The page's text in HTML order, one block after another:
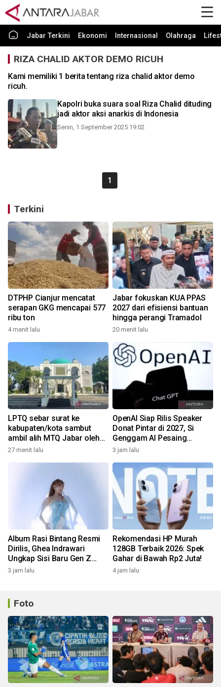
Jabar Terkini Ekonomi Internasional Olahraga
RIZA CHALID AKTOR DEMO RICUH
Kami memiliki 1 berita tentang riza chalid aktor demo
ricuh.
Kapolri buka suara soal Riza Chalid dituding
jadi aktor aksi anarkis di Indonesia
Senin, 1 September 2025 19:02
1
Terkini
DTPHP Cianjur mencatat
serapan GKG mencapai 577
ribu ton
4 menit lalu
Jabar fokuskan KUA PPAS
2027 dari efisiensi bantuan
hingga perangi Tramadol
20 menit lalu
LPTQ sebar surat ke
kabupaten/kota sambut
ambil alih MTQ Jabar oleh
Pemprov
27 menit lalu
OpenAI Siap Rilis Speaker
Donat Pintar di 2027, Si
Genggam AI Pesaing
Google & Amazon!
3 jam lalu
Album Rasi Bintang Resmi
Dirilis, Ghea Indrawari
Ungkap Sisi Baru Gen Z
Lewat 9 Lagu!
3 jam lalu
Rekomendasi HP Murah
128GB Terbaik 2026: Spek
Gahar di Bawah Rp2 Juta!
4 jam lalu
Foto